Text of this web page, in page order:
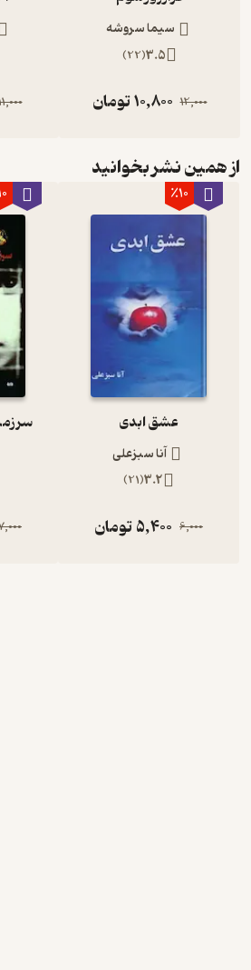
سیما سروشه
3.5
(
22
)
12,000
10,800تومان
از همین نشر بخوانید
٪10
عشق ابدی
آنا سبزعلی
3.2
(
21
)
6,000
5,400تومان